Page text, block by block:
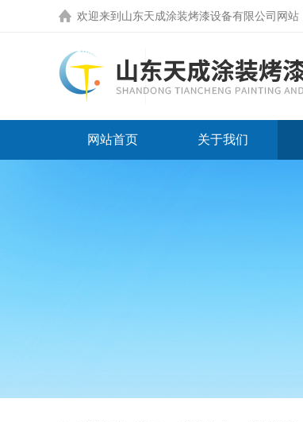
欢迎来到 山东天成涂装烤漆设备有限公司网站
网站首页 关于我们